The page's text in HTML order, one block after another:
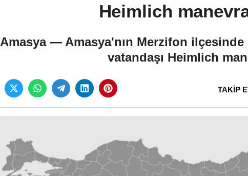
Heimlich
Amasya — Amasya'nın Merzifon
vatandaşı Heimlich
TAKİP